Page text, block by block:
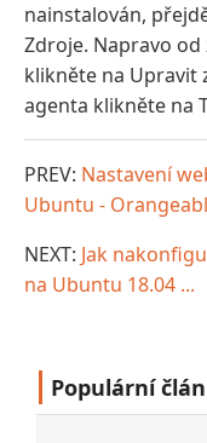
nainstalován,
Zdroje. Napravo
klikněte na Upravit
agenta klikněte na
PREV: Nastavení
Ubuntu -
NEXT: Jak
na Ubuntu 18.04 ...
Populární